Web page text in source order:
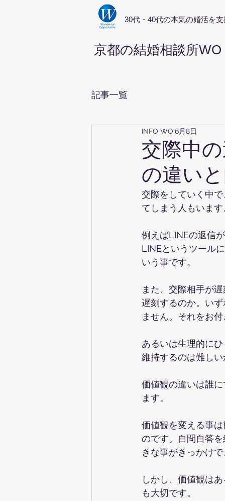
​30代・40代の本気の婚活を支
京都の結婚相談所WO
記事一覧
交際中
の違い
INFO WO 6月8日
交際をしていく中
てしまう人もいます
例えばLINEの返信
LINEというツール
いう事です。
また、交際相手が
遅刻するのか。い
ません。それをお
あるいは生理的に
維持するのは難し
価値観の違いは誰
ます。
価値観を変える事
のです。自問自答
きな事がきっかけ
しかし、価値観は
も大切です。